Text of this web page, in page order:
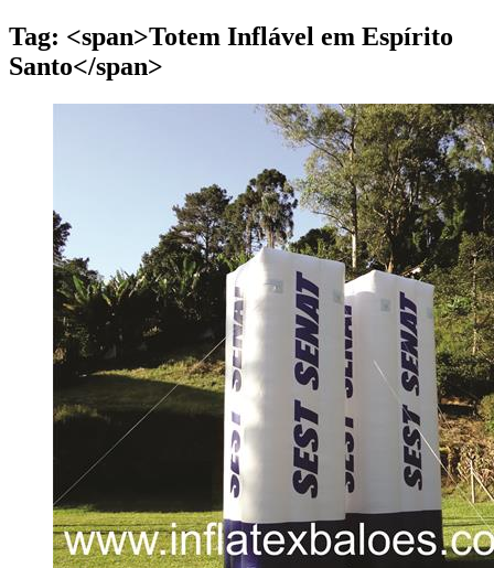
Tag: <span>Totem Inflável em Espírito
Santo</span>